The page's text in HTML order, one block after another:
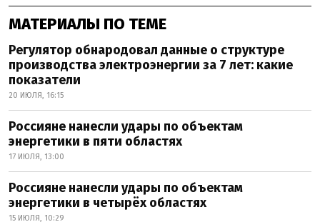
МАТЕРИАЛЫ ПО ТЕМЕ
Регулятор обнародовал данные о структуре
производства электроэнергии за 7 лет: какие
показатели
20 ИЮЛЯ, 16:15
Россияне нанесли удары по объектам
энергетики в пяти областях
17 ИЮЛЯ, 13:00
Россияне нанесли удары по объектам
энергетики в четырёх областях
15 ИЮЛЯ, 10:29